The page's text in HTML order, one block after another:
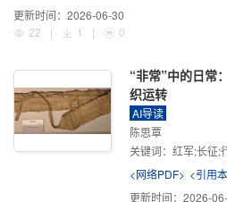
更新时间： 2026-06-30
22
| 1 | 0
“非常”中的日常
织运转
AI导读
陈思覃
关键词： 红军;长征;
<网络PDF> <引用
更新时间： 2026-